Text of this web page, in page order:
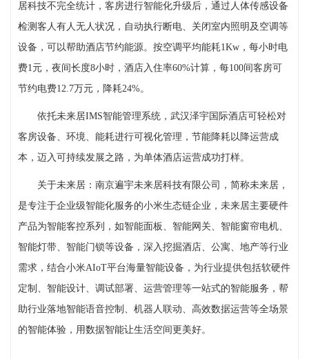
居科技不完全统计，客房进行智能化升级后，通过人体传感设备
检测客人有人无人状况，自动执行断电、关闭室内照明及空调等
设备，可以帮助酒店节约能源。按空调平均能耗1Kw，每小时电
费1元，夜间长度8小时，酒店入住率60%计算，每100间客房可
节约电费12.7万元，降耗24%。
依托未来居IMS智能管理系统，武汉泽宇国际酒店可轻松对
客房设备、环境、能耗进行可视化管理，节能降耗以降运营成
本，迈入可持续发展之路，为单体酒店运营成功打样。
关于未来居：南京遍宇未来居科技有限公司，简称未来居，
是专注于企业级智能化服务的小米生态链企业，未来居主要硬件
产品为智能客控系列，如智能面板、智能网关、智能窗帘电机、
智能灯带、智能门锁等设备，深入挖掘酒店、公寓、地产等行业
需求，结合小米AIoT平台海量智能设备，为行业提供包括软硬件
定制、智能设计、调试部署、运营管理等一站式的智能服务，帮
助行业落地智能语音控制、机器人联动、高效数据运营等全场景
的智能体验，用数据智能让生活空间更美好。